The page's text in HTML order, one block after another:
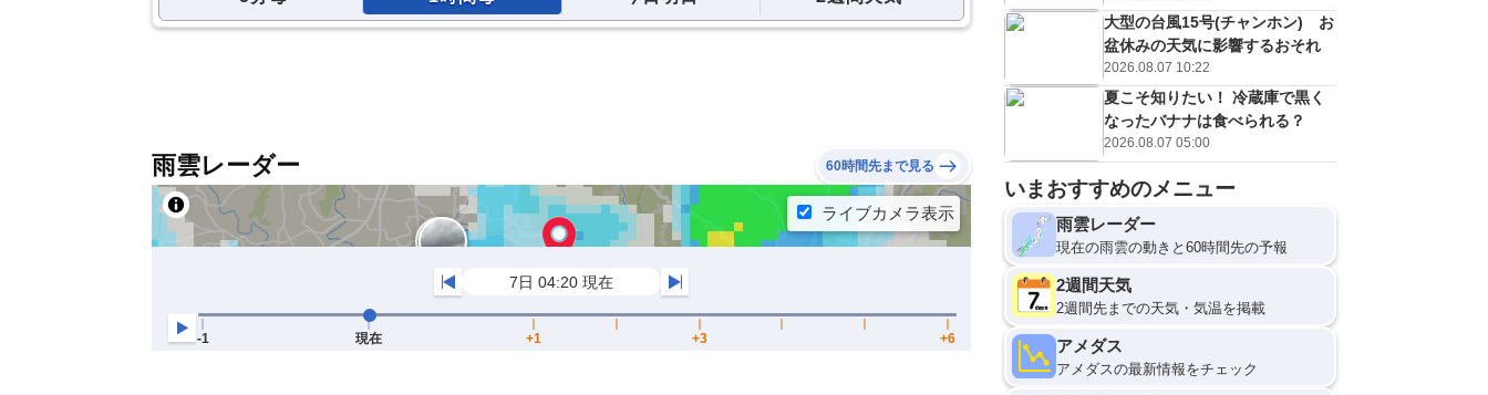
雨雲レーダー 60時間先まで見る
大型の台風15号(チャンホン) お
盆休みの天気に影響するおそれ
2026.08.07 10:22
夏こそ知りたい！ 冷蔵庫で黒く
なったバナナは食べられる？
2026.08.07 05:00
いまおすすめのメニュー
雨雲レーダー
現在の雨雲の動きと60時間先の予報
2週間天気
2週間先までの天気・気温を掲載
アメダス
アメダスの最新情報をチェック